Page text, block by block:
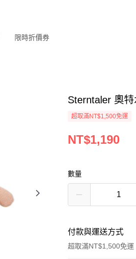
限時折價券
Sterntaler 奧
超取滿NT$1,500免運
NT$1,190
數量
付款與運送方式
超取滿NT$1,500免運